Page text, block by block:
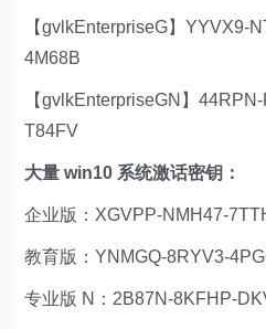
【gvlkEnterpriseG】YYVX9-
4M68B
【gvlkEnterpriseGN】
T84FV
大量 win10 系统激话密钥：
企业版：XGVPP-NMH47-
教育版：YNMGQ-8RYV3-
专业版 N：2B87N-8KFHP-